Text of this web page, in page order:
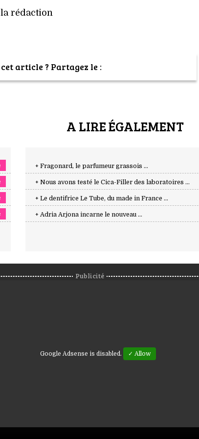
rédaction
article ? Partagez le :
A LIRE ÉGALEMENT
+ Fragonard, le parfumeur grassois ...
+ Nous avons testé le Cica-Filler des laboratoires ...
+ Le dentifrice Le Tube, du made in France ...
+ Adria Arjona incarne le nouveau ...
Publicité
Google Adsense is disabled. ✓ Allow